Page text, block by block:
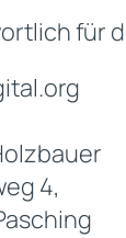
für
4,